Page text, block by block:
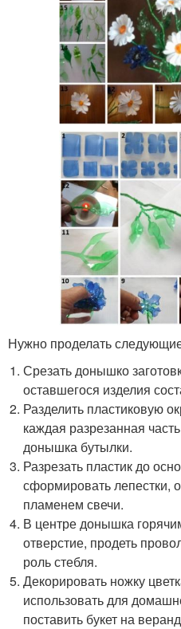
Нужно проделать
Срезать донышко
оставшегося изделия
Разделить пластиковую
каждая разрезанная
донышка бутылки.
Разрезать пластик до
сформировать лепестки,
пламенем свечи.
В центре донышка
отверстие, продеть
роль стебля.
Декорировать ножку
использовать для
поставить букет на